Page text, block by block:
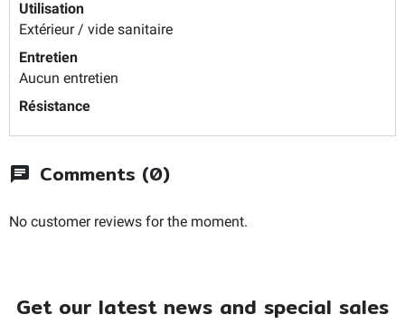
Utilisation
Extérieur / vide sanitaire
Entretien
Aucun entretien
Résistance
chat Comments (0)
No customer reviews for the moment.
Get our latest news and special sales